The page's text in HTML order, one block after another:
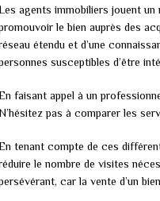
agents immobiliers jouent un
le bien auprès des
étendu et d’une
susceptibles d’être
faisant appel à un
pas à comparer les
tenant compte de ces
le nombre de visites
car la vente d’un